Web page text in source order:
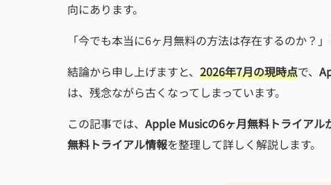
向にあります。
「今でも本当に6ヶ月無料の方法は存在するのか？
結論から申し上げますと、 2026年7月の現時点で、
は、残念ながら古くなってしまっています。
この記事では、 Apple Musicの6ヶ月無料トライアル
無料トライアル情報を整理して詳しく解説します。